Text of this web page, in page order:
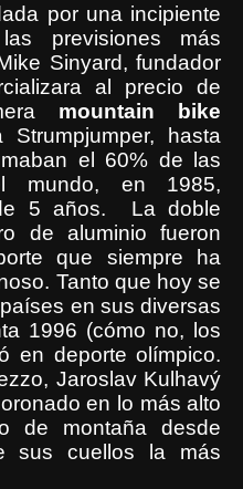
por una incipiente
previsiones más
Sinyard, fundador
al precio de
mountain bike
hasta
el 60% de las
mundo, en 1985,
5 años. La doble
de aluminio fueron
que siempre ha
Tanto que hoy se
en sus diversas
1996 (cómo no, los
en deporte olímpico.
Jaroslav Kulhavý
en lo más alto
de montaña
desde
sus cuellos la más